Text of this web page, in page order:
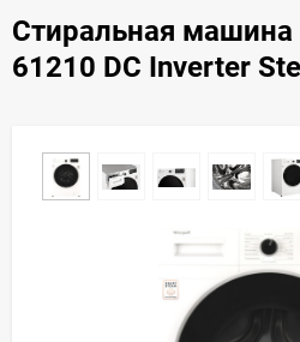
Стиральная машина
61210 DC Inverter